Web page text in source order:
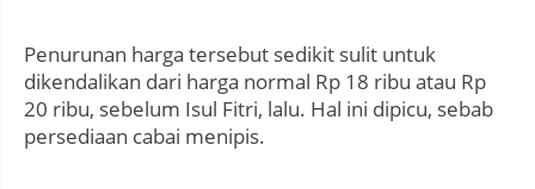
Penurunan harga tersebut sedikit sulit untuk
dikendalikan dari harga normal Rp 18 ribu atau Rp
20 ribu, sebelum Isul Fitri, lalu. Hal ini dipicu, sebab
persediaan cabai menipis.